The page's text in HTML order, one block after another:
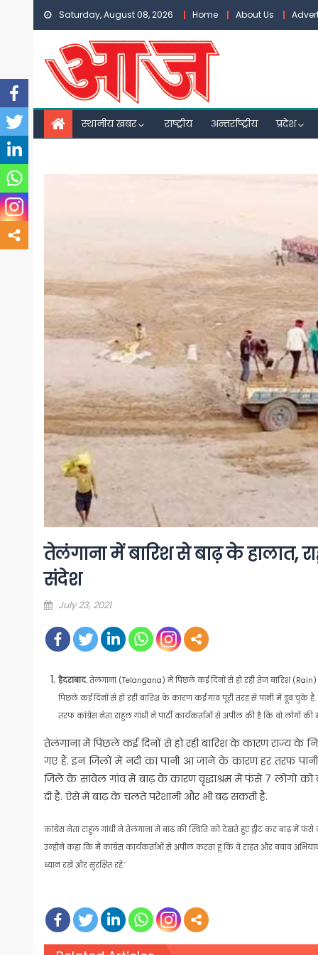
Skip
content
Saturday, August 08, 2026 Home About Us
स्थानीय खबर राष्ट्रीय अन्तर्राष्ट्रीय प्रदेश
तेलंगाना में बारिश से बाढ़ के हालात,
संदेश
Posted
July 23, 2021
हैदराबाद.तेलंगाना (Telangana) में पिछले कई दिनों से हो रही तेज बारिश
पिछले कई दिनों से हो रही बारिश के कारण कई गांव पूरी तरह से पानी में डूब
तरफ कांग्रेस नेता राहुल गांधी ने पार्टी कार्यकर्ताओं से अपील की है कि वो लोगों
तेलंगाना में पिछले कई दिनों से हो रही बारिश के कारण राज्य
गए हैं. इन जिलों में नदी का पानी आ जाने के कारण हर तरफ पानी
जिले के सावेल गांव में बाढ़ के कारण वृद्धाश्रम में फंसे 7 लोगों को
दी है. ऐसे में बाढ़ के चलते परेशानी और भी बढ़ सकती है.
कांग्रेस नेता राहुल गांधी ने तेलंगाना में बाढ़ की स्थिति को देखते हुए ट्वीट कर बाढ़ में
उन्‍होंने कहा कि मैं कांग्रेस कार्यकर्ताओं से अपील करता हूं कि वे राहत और बचाव
ध्यान रखें और सुरक्षित रहें.’